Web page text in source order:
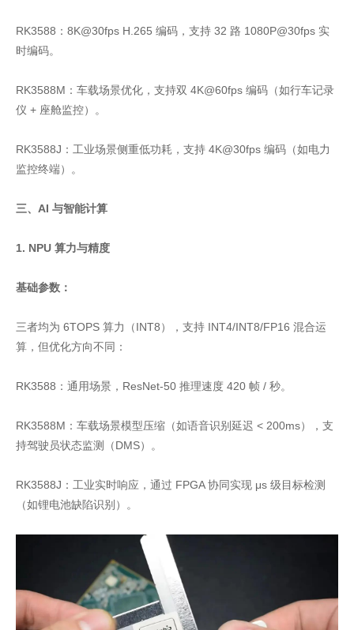
RK3588：8K@30fps H.265 编码，支持 32 路 1080P@30fps 实
时编码。
RK3588M：车载场景优化，支持双 4K@60fps 编码（如行车记录
仪 + 座舱监控）。
RK3588J：工业场景侧重低功耗，支持 4K@30fps 编码（如电力
监控终端）。
三、AI 与智能计算
1. NPU 算力与精度
基础参数：
三者均为 6TOPS 算力（INT8），支持 INT4/INT8/FP16 混合运
算，但优化方向不同：
RK3588：通用场景，ResNet-50 推理速度 420 帧 / 秒。
RK3588M：车载场景模型压缩（如语音识别延迟 < 200ms），支
持驾驶员状态监测（DMS）。
RK3588J：工业实时响应，通过 FPGA 协同实现 μs 级目标检测
（如锂电池缺陷识别）。